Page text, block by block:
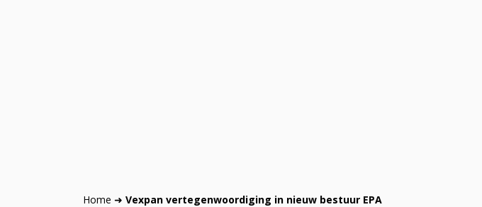
Home ➜ Vexpan vertegenwoordiging in nieuw bestuur EPA